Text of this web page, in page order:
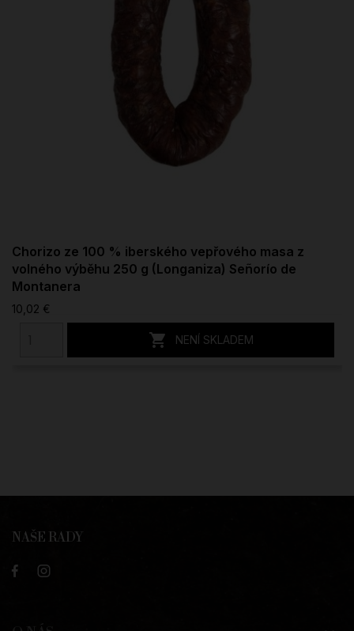
Chorizo ze 100 % iberského vepřového masa z
volného výběhu 250 g (Longaniza) Señorío de
Montanera
10,02 €
 NENÍ SKLADEM
NAŠE RADY